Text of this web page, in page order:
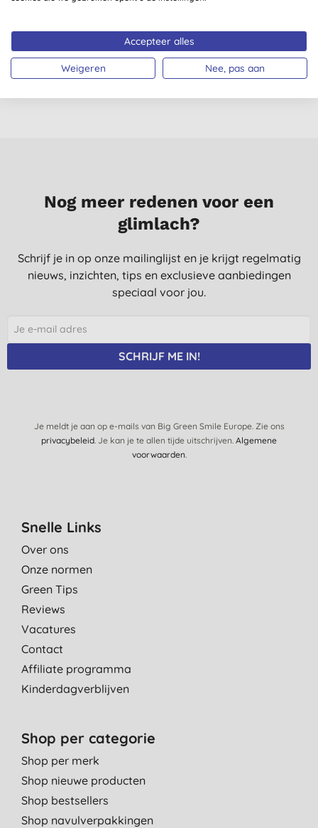
€ 34,50
KOPEN
Deodorant Spray
€ 8,75
KOPEN
Nog meer redenen voor een
glimlach?
Schrijf je in op onze mailinglijst en je krijgt regelmatig
nieuws, inzichten, tips en exclusieve aanbiedingen
speciaal voor jou.
SCHRIJF ME IN!
Je meldt je aan op e-mails van Big Green Smile Europe. Zie ons
privacybeleid. Je kan je te allen tijde uitschrijven. Algemene
voorwaarden.
Snelle Links
Over ons
Onze normen
Green Tips
Reviews
Vacatures
Contact
Affiliate programma
Kinderdagverblijven
Shop per categorie
Shop per merk
Shop nieuwe producten
Shop bestsellers
Shop navulverpakkingen
Accepteer alles
Weigeren Nee, pas aan